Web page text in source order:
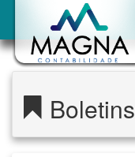
Boletins